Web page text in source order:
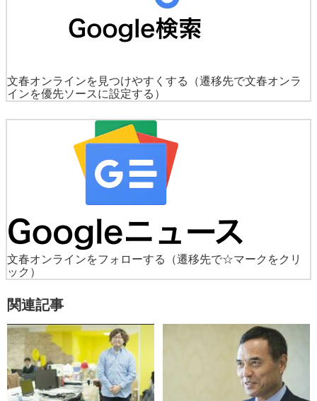
文春オンラインを見つけやすくする
（遷移先で文春オンラ
インを優先ソースに設定する）
文春オンラインをフォローする
（遷移先で☆マークをクリ
ック）
関連記事